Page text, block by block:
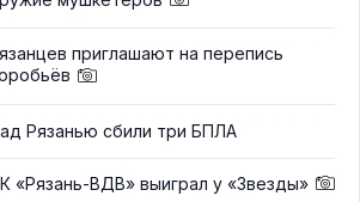
приглашают на перепись
Рязанью сбили три БПЛА
«Рязань-ВДВ» выиграл у «Звезды»